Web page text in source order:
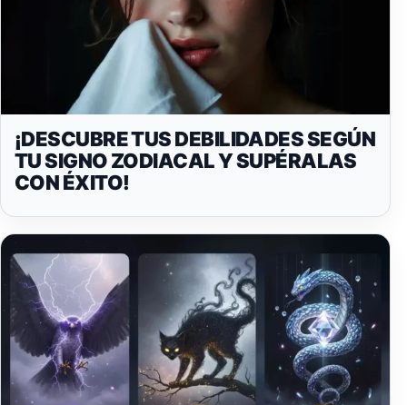
¡DESCUBRE TUS DEBILIDADES SEGÚN
TU SIGNO ZODIACAL Y SUPÉRALAS
CON ÉXITO!